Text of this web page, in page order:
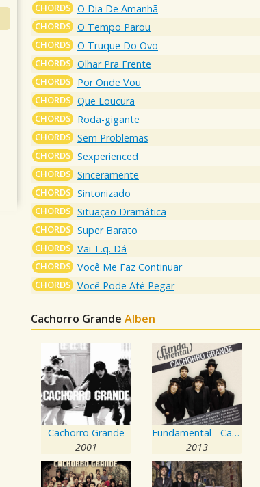
CHORDS O Dia De Amanhã
CHORDS O Tempo Parou
CHORDS O Truque Do Ovo
CHORDS Olhar Pra Frente
CHORDS Por Onde Vou
CHORDS Que Loucura
CHORDS Roda-gigante
CHORDS Sem Problemas
CHORDS Sexperienced
CHORDS Sinceramente
CHORDS Sintonizado
CHORDS Situação Dramática
CHORDS Super Barato
CHORDS Vai T.q. Dá
CHORDS Você Me Faz Continuar
CHORDS Você Pode Até Pegar
Cachorro Grande Alben
Cachorro Grande
2001
Fundamental - Cachorro Grande
2013